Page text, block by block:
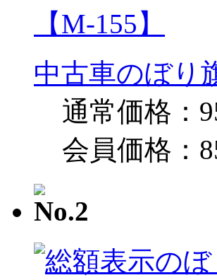
中古車のぼり
通常価格：
会員価格：